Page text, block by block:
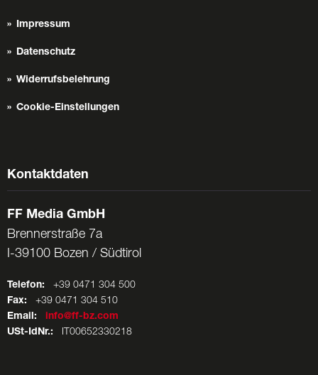
Impressum
Datenschutz
Widerrufsbelehrung
Cookie-Einstellungen
Kontaktdaten
FF Media GmbH
Brennerstraße 7a
I-39100 Bozen / Südtirol
Telefon: +39 0471 304 500
Fax: +39 0471 304 510
Email:
info@ff-bz.com
USt-IdNr.: IT00652330218